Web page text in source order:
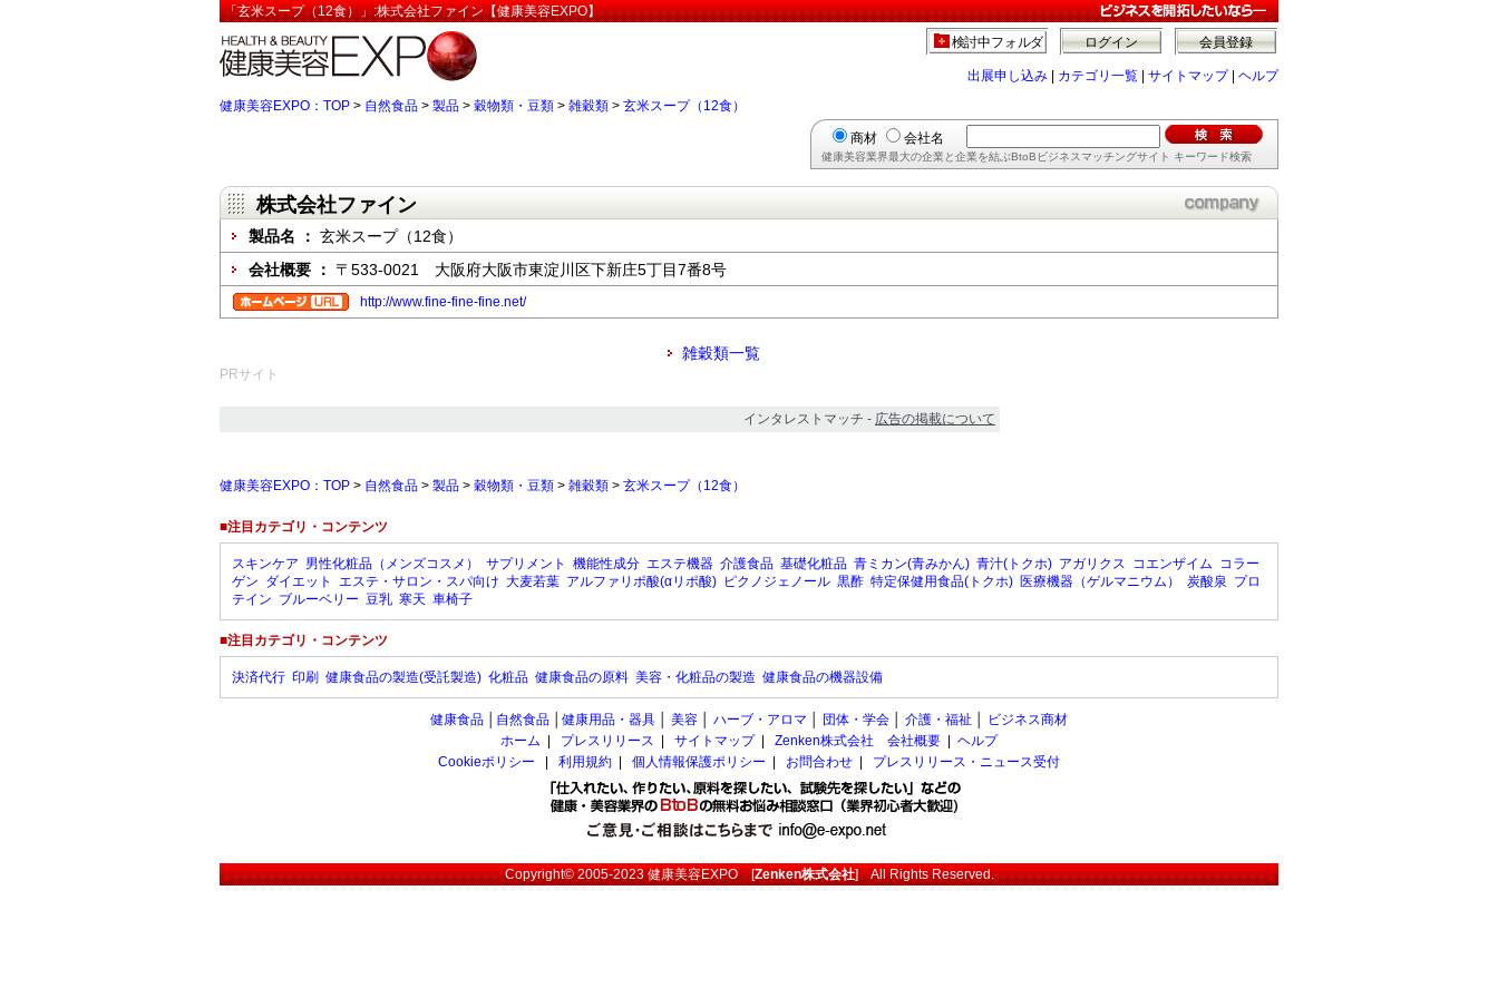
「玄米スープ（12食）」:株式会社ファイン【健康美容EXPO】
会員登録
ログイン
検討中フォルダ
出展申し込み カテゴリ一覧 サイトマップ| ヘルプ
健康美容EXPO：TOP > 自然食品 > 製品 > 穀物類・豆類 > 雑穀類 > 玄米スープ（12食）
商材 会社名
健康美容業界最大の企業と企業を結ぶBtoBビジネスマッチングサイト キーワード検索
株式会社ファイン
製品名 ： 玄米スープ（12食）
会社概要 ： 〒533-0021 大阪府大阪市東淀川区下新庄5丁目7番8号
http://www.fine-fine-fine.net/
雑穀類一覧
PRサイト
インタレストマッチ - 広告の掲載について
健康美容EXPO：TOP > 自然食品 > 製品 > 穀物類・豆類 > 雑穀類 > 玄米スープ（12食）
■注目カテゴリ・コンテンツ
スキンケア 男性化粧品（メンズコスメ） サプリメント 機能性成分 エステ機器 介護食品 基礎化粧品 青ミカン(青みかん) 青汁(トクホ) アガリクス コエンザイム コラー
ゲン ダイエット エステ・サロン・スパ向け 大麦若葉 アルファリポ酸(αリポ酸) ピクノジェノール 黒酢 特定保健用食品(トクホ) 医療機器（ゲルマニウム） 炭酸泉 プロ
テイン ブルーベリー 豆乳 寒天 車椅子
■注目カテゴリ・コンテンツ
決済代行 印刷 健康食品の製造(受託製造) 化粧品 健康食品の原料 美容・化粧品の製造 健康食品の機器設備
健康食品 自然食品 健康用品・器具 美容 ハーブ・アロマ 団体・学会 介護・福祉
ビジネス商材
ホーム
プレスリリース サイトマップ| Zenken株式会社 会社概要
ヘルプ
Cookieポリシー
利用規約 個人情報保護ポリシー お問合わせ プレスリリース・ニュース受付
Copyright© 2005-2023健康美容EXPO[Zenken株式会社] All Rights Reserved.